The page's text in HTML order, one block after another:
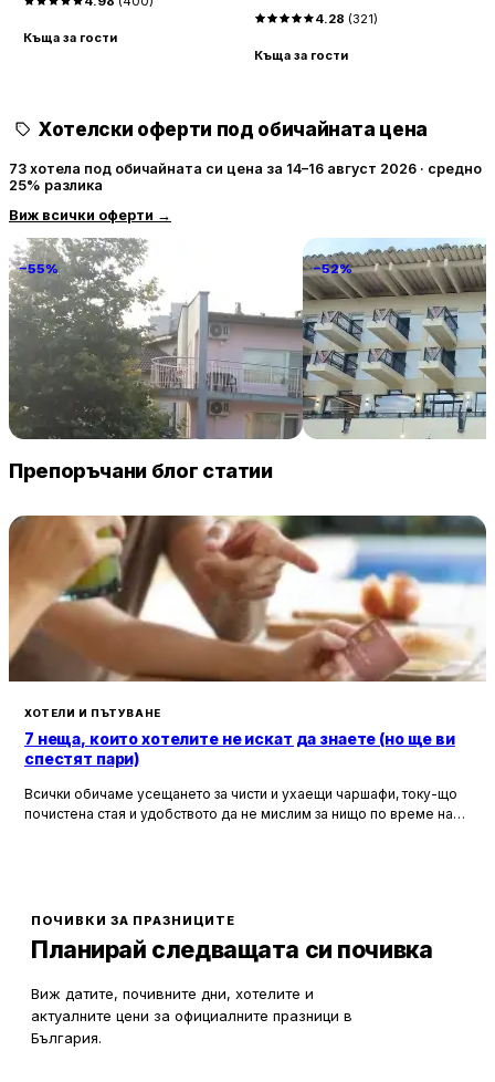
Къща за гости
4.28 (321)
Къща за гости
Хотелски оферти под обичайната цена
73 хотела под обичайната си цена за 14–16 август 2026 · средно
25% разлика
Виж всички оферти →
−55%
Familia Fantastiko
Китен 68 € / нощувка
−52%
Grand Hotel & Therme
Tarnovo
Велико Търново 106
Препоръчани блог статии
ХОТЕЛИ И ПЪТУВАНЕ
7 неща, които хотелите не искат да знаете (но ще ви
спестят пари)
Всички обичаме усещането за чисти и ухаещи чаршафи, току-що
почистена стая и удобството да не мислим за нищо по време на
ПОЧИВКИ ЗА ПРАЗНИЦИТЕ
Планирай следващата си почивка
Виж датите, почивните дни, хотелите и
актуалните цени за официалните празници в
България.